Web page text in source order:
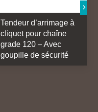
Tendeur d’arrimage à
cliquet pour chaîne
grade 120 – Avec
goupille de sécurité